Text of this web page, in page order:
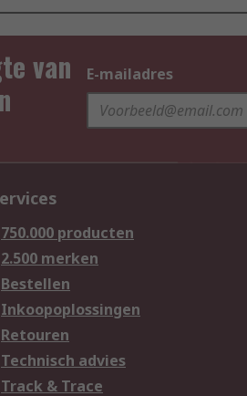
van
E-mailadres
750.000 producten
2.500 merken
Bestellen
Inkoopoplossingen
Retouren
Technisch advies
Track & Trace